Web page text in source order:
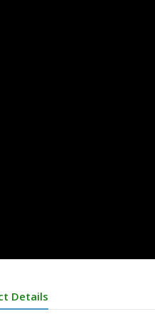
Details